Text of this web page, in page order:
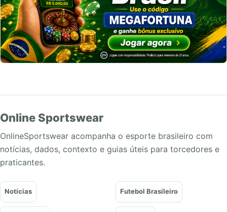
Online Sportswear
OnlineSportswear acompanha o esporte brasileiro com
notícias, dados, contexto e guias úteis para torcedores e
praticantes.
Notícias Futebol Brasileiro